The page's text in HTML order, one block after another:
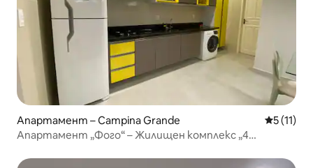
Апартамент – Campina Grande Средна
5 (11)
Апартамент „Фого“ – Жилищен комплекс „4